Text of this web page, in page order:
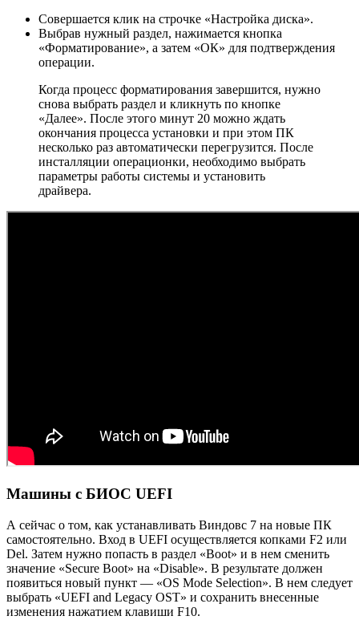
Совершается клик на строчке «Настройка диска».
Выбрав нужный раздел, нажимается кнопка
«Форматирование», а затем «ОК» для подтверждения
операции.
Когда процесс форматирования завершится, нужно
снова выбрать раздел и кликнуть по кнопке
«Далее». После этого минут 20 можно ждать
окончания процесса установки и при этом ПК
несколько раз автоматически перегрузится. После
инсталляции операционки, необходимо выбрать
параметры работы системы и установить
драйвера.
Машины с БИОС UEFI
А сейчас о том, как устанавливать Виндовс 7 на новые ПК
самостоятельно. Вход в UEFI осуществляется копками F2 или
Del. Затем нужно попасть в раздел «Boot» и в нем сменить
значение «Secure Boot» на «Disable». В результате должен
появиться новый пункт — «OS Mode Selection». В нем следует
выбрать «UEFI and Legacy OSТ» и сохранить внесенные
изменения нажатием клавиши F10.